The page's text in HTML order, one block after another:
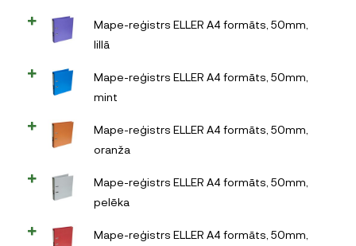
Mape-reģistrs ELLER A4 formāts, 50mm,
lillā
Mape-reģistrs ELLER A4 formāts, 50mm,
mint
Mape-reģistrs ELLER A4 formāts, 50mm,
oranža
Mape-reģistrs ELLER A4 formāts, 50mm,
pelēka
Mape-reģistrs ELLER A4 formāts, 50mm,